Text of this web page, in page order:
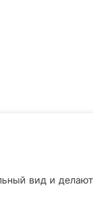
вид и